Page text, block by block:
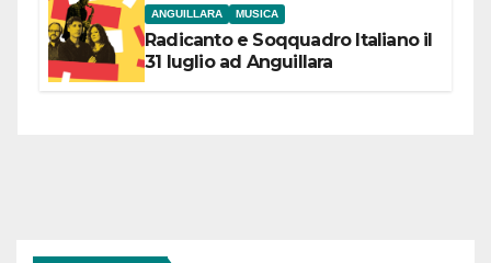
ANGUILLARA MUSICA
Radicanto e Soqquadro Italiano il
31 luglio ad Anguillara